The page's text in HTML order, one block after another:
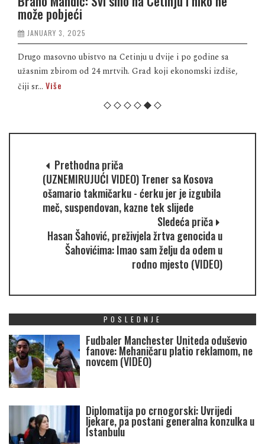
može pobjeći
JANUARY 3, 2025
Drugo masovno ubistvo na Cetinju u dvije i po godine sa
užasnim zbirom od 24 mrtvih. Grad koji ekonomski izdiše,
čiji sr... Više
Prethodna priča
(UZNEMIRUJUĆI VIDEO) Trener sa Kosova
ošamario takmičarku - ćerku jer je izgubila
meč, suspendovan, kazne tek slijede
Sledeća priča
Hasan Šahović, preživjela žrtva genocida u
Šahovićima: Imao sam želju da odem u
rodno mjesto (VIDEO)
POSLEDNJE
Fudbaler Manchester Uniteda oduševio
fanove: Mehaničaru platio reklamom, ne
novcem (VIDEO)
Diplomatija po crnogorski: Uvrijedi
ljekare, pa postani generalna konzulka u
Istanbulu